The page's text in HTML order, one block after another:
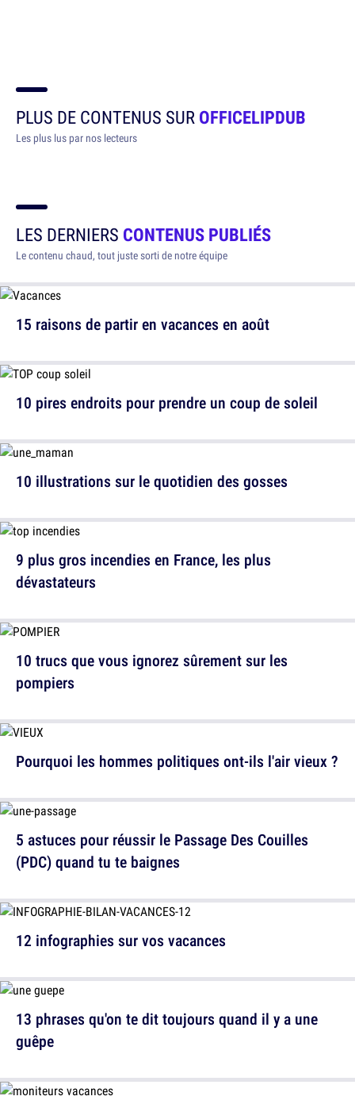
PLUS DE CONTENUS SUROFFICELIPDUB
Les plus lus par nos lecteurs
LES DERNIERS CONTENUS PUBLIÉS
Le contenu chaud, tout juste sorti de notre équipe
15 raisons de partir en vacances en août
10 illustrations sur le quotidien des gosses
10 trucs que vous ignorez sûrement sur les
pompiers
5 astuces pour réussir le Passage Des Couilles
(PDC) quand tu te baignes
13 phrases qu'on te dit toujours quand il y a une
guêpe
10 pires endroits pour prendre un coup de soleil
9 plus gros incendies en France, les plus
dévastateurs
Pourquoi les hommes politiques ont-ils l'air vieux ?
12 infographies sur vos vacances